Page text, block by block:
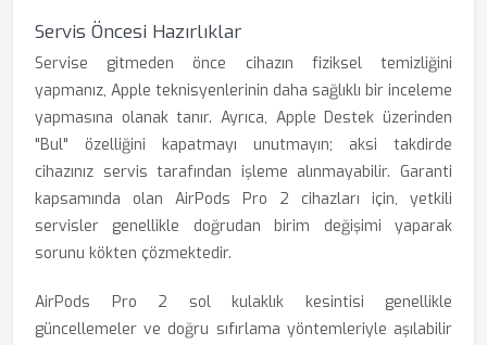
Servis Öncesi Hazırlıklar
Servise gitmeden önce cihazın fiziksel temizliğini
yapmanız, Apple teknisyenlerinin daha sağlıklı bir inceleme
yapmasına olanak tanır. Ayrıca, Apple Destek üzerinden
"Bul" özelliğini kapatmayı unutmayın; aksi takdirde
cihazınız servis tarafından işleme alınmayabilir. Garanti
kapsamında olan AirPods Pro 2 cihazları için, yetkili
servisler genellikle doğrudan birim değişimi yaparak
sorunu kökten çözmektedir.
AirPods Pro 2 sol kulaklık kesintisi genellikle
güncellemeler ve doğru sıfırlama yöntemleriyle aşılabilir